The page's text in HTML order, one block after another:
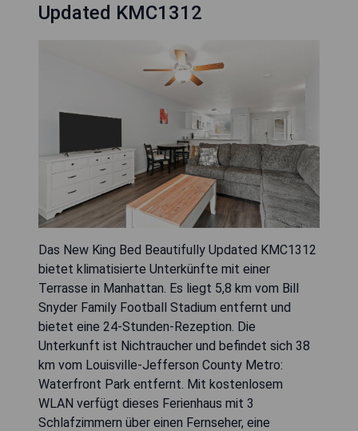
Updated KMC1312
Das New King Bed Beautifully Updated KMC1312
bietet klimatisierte Unterkünfte mit einer
Terrasse in Manhattan. Es liegt 5,8 km vom Bill
Snyder Family Football Stadium entfernt und
bietet eine 24-Stunden-Rezeption. Die
Unterkunft ist Nichtraucher und befindet sich 38
km vom Louisville-Jefferson County Metro:
Waterfront Park entfernt. Mit kostenlosem
WLAN verfügt dieses Ferienhaus mit 3
Schlafzimmern über einen Fernseher, eine